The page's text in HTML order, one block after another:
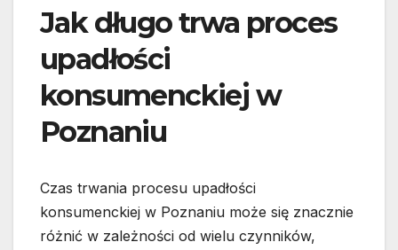
Jak długo trwa proces
upadłości
konsumenckiej w
Poznaniu
Czas trwania procesu upadłości
konsumenckiej w Poznaniu może się znacznie
różnić w zależności od wielu czynników,